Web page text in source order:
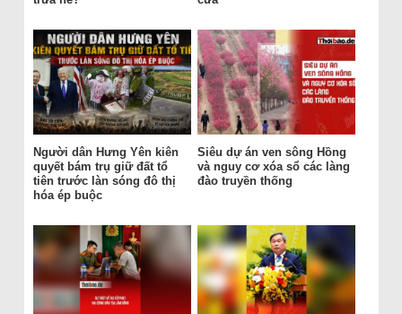
Người dân Hưng Yên kiên
quyết bám trụ giữ đất tổ
tiên trước làn sóng đô thị
hóa ép buộc
Siêu dự án ven sông Hồng
và nguy cơ xóa sổ các làng
đào truyền thống